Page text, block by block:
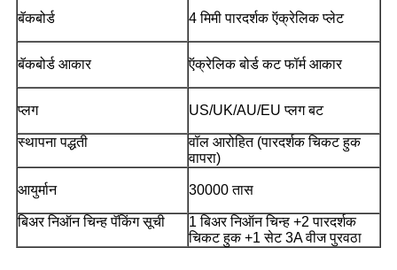
बॅकबोर्ड 4 मिमी पारदर्शक ऍक्रेलिक प्लेट
बॅकबोर्ड आकार ऍक्रेलिक बोर्ड कट फॉर्म आकार
प्लग US/UK/AU/EU प्लग बट
स्थापना पद्धती
वॉल आरोहित (पारदर्शक चिकट हुक
वापरा)
आयुर्मान 30000 तास
बिअर निऑन चिन्ह पॅकिंग सूची
1 बिअर निऑन चिन्ह +2 पारदर्शक
चिकट हुक +1 सेट 3A वीज पुरवठा